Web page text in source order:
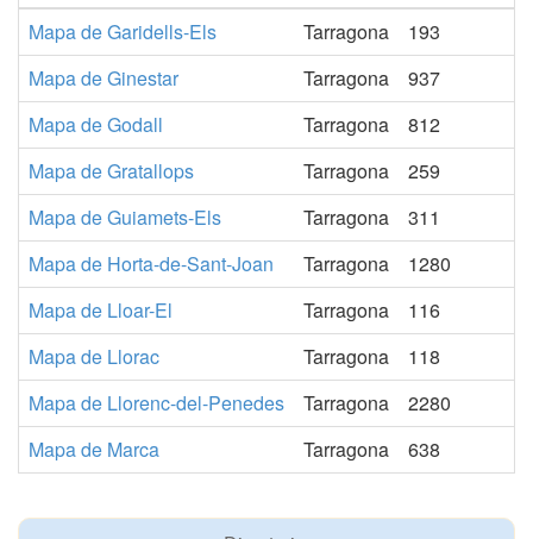
Mapa de Garidells-Els
Tarragona
193
Mapa de Ginestar
Tarragona
937
Mapa de Godall
Tarragona
812
Mapa de Gratallops
Tarragona
259
Mapa de Guiamets-Els
Tarragona
311
Mapa de Horta-de-Sant-Joan
Tarragona
1280
Mapa de Lloar-El
Tarragona
116
Mapa de Llorac
Tarragona
118
Mapa de Llorenc-del-Penedes
Tarragona
2280
Mapa de Marca
Tarragona 638